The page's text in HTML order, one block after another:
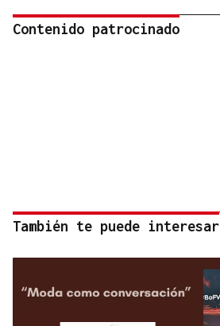
Contenido patrocinado
También te puede interesar